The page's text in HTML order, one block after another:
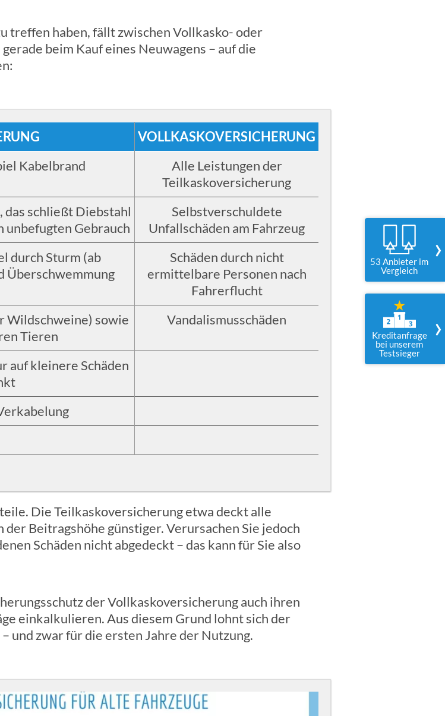
53 Anbieter im
Vergleich
›
Kreditanfrage
bei unserem
Testsieger
›
treffen haben, fällt zwischen Vollkasko- oder
beim Kauf eines Neuwagens – auf die
VOLLKASKOVERSICHERUNG
Kabelbrand
Alle Leistungen der
Teilkaskoversicherung
das schließt Diebstahl
unbefugten Gebrauch
Selbstverschuldete
Unfallschäden am Fahrzeug
durch Sturm (ab
Überschwemmung
Schäden durch nicht
ermittelbare Personen nach
Fahrerflucht
Wildschweine) sowie
Tieren
Vandalismusschäden
auf kleinere Schäden
Die Teilkaskoversicherung etwa deckt alle
Beitragshöhe günstiger. Verursachen Sie jedoch
Schäden nicht abgedeckt – das kann für Sie also
der Vollkaskoversicherung auch ihren
einkalkulieren. Aus diesem Grund lohnt sich der
und zwar für die ersten Jahre der Nutzung.